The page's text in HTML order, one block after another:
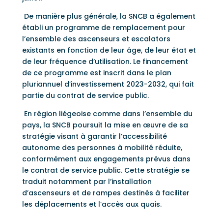
De manière plus générale, la SNCB a également
établi un programme de remplacement pour
l’ensemble des ascenseurs et escalators
existants en fonction de leur âge, de leur état et
de leur fréquence d’utilisation. Le financement
de ce programme est inscrit dans le plan
pluriannuel d’investissement 2023-2032, qui fait
partie du contrat de service public.
En région liégeoise comme dans l’ensemble du
pays, la SNCB poursuit la mise en œuvre de sa
stratégie visant à garantir l’accessibilité
autonome des personnes à mobilité réduite,
conformément aux engagements prévus dans
le contrat de service public. Cette stratégie se
traduit notamment par l’installation
d’ascenseurs et de rampes destinés à faciliter
les déplacements et l’accès aux quais.